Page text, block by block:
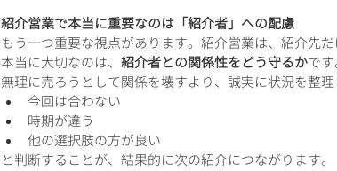
紹介営業で本当に重要なのは「紹介者」への配慮
もう一つ重要な視点があります。紹介営業は、紹介先だ
本当に大切なのは、 紹介者との関係性をどう守るかです
無理に売ろうとして関係を壊すより、誠実に状況を整理
今回は合わない
時期が違う
他の選択肢の方が良い
と判断することが、結果的に次の紹介につながります。